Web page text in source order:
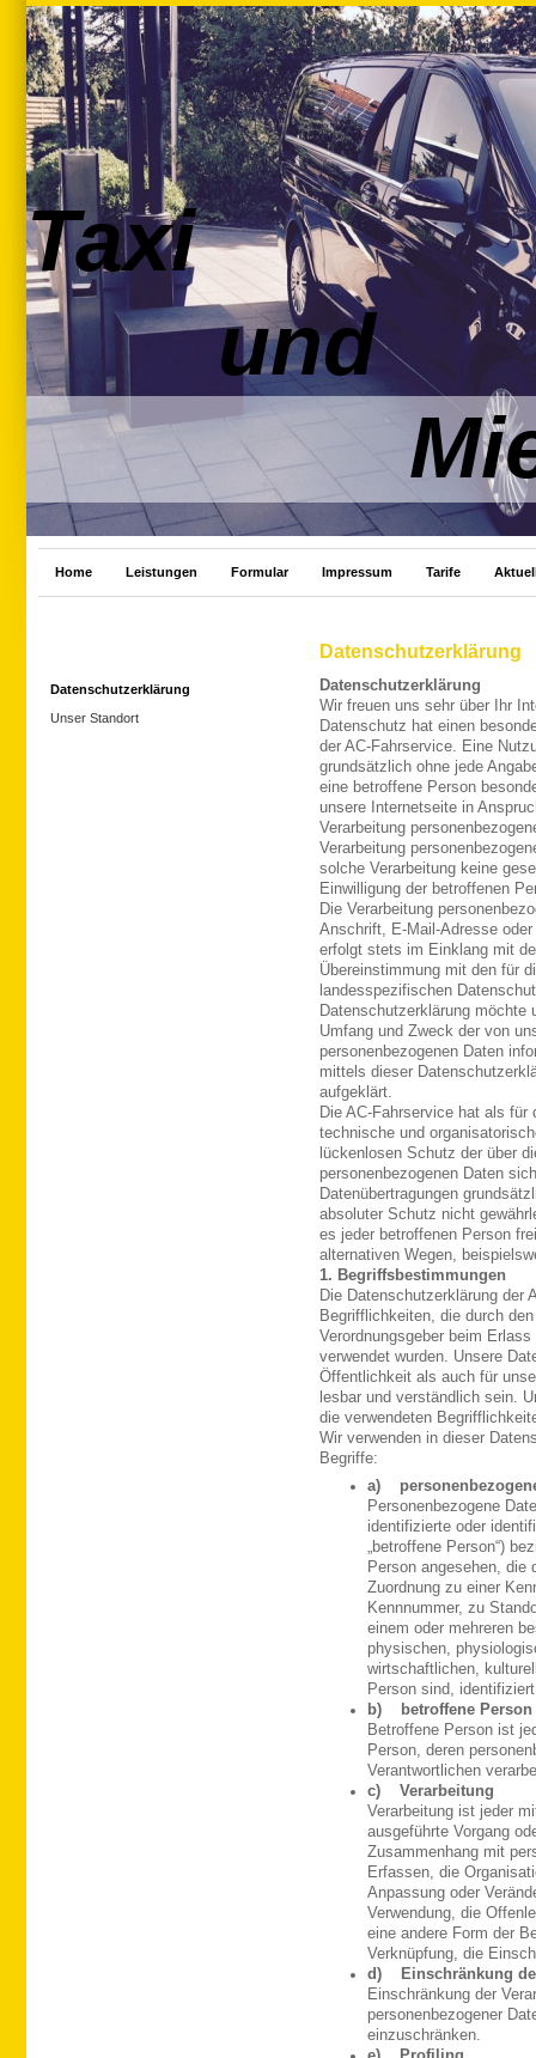
Taxi
und
Home Leistungen Formular Impressum Tarife
Datenschutzerklärung
Unser Standort
Datenschutzerklärung
Datenschutzerklärung
Wir freuen uns sehr über Ihr
Datenschutz hat einen
der AC-Fahrservice. Eine
grundsätzlich ohne jede
eine betroffene Person
unsere Internetseite in
Verarbeitung
Verarbeitung
solche Verarbeitung keine
Einwilligung der betroffenen
Die Verarbeitung
Anschrift, E-Mail-Adresse
erfolgt stets im Einklang mit
Übereinstimmung mit den für
landesspezifischen
Datenschutzerklärung möchte
Umfang und Zweck der von
personenbezogenen Daten
mittels dieser
aufgeklärt.
Die AC-Fahrservice hat als für
technische und
lückenlosen Schutz der über
personenbezogenen Daten
Datenübertragungen
absoluter Schutz nicht
es jeder betroffenen Person
alternativen Wegen,
1. Begriffsbestimmungen
Die Datenschutzerklärung der
Begrifflichkeiten, die durch
Verordnungsgeber beim
verwendet wurden. Unsere
Öffentlichkeit als auch für
lesbar und verständlich sein.
die verwendeten
Wir verwenden in dieser
Begriffe:
a)
Personenbezogene
identifizierte oder
„betroffene Person“)
Person angesehen, die
Zuordnung zu einer
Kennnummer, zu
einem oder mehreren
physischen,
wirtschaftlichen,
Person sind,
b) betroffene Person
Betroffene Person ist
Person, deren
Verantwortlichen
c) Verarbeitung
Verarbeitung ist jeder
ausgeführte Vorgang
Zusammenhang mit
Erfassen, die
Anpassung oder
Verwendung, die
eine andere Form der
Verknüpfung, die
d) Einschränkung
Einschränkung der
personenbezogener
einzuschränken.